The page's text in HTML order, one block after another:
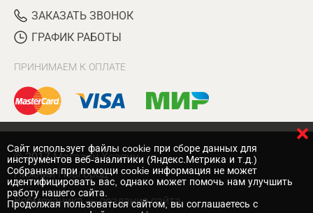
ЗАКАЗАТЬ ЗВОНОК
ГРАФИК РАБОТЫ
ПРИНИМАЕМ К ОПЛАТЕ
© 2017 Магазин Хозяин
Нижний Новгород
Вебмеханика — создание сайта
Cайт использует файлы cookie при сборе данных для
инструментов веб-аналитики (Яндекс.Метрика и т.д.)
Собранная при помощи cookie информация не может
идентифицировать вас, однако может помочь нам улучшить
работу нашего сайта.
Продолжая пользоваться сайтом, вы соглашаетесь с